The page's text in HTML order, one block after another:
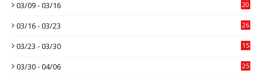
03/09 - 03/16 20
03/16 - 03/23 26
03/23 - 03/30 15
03/30 - 04/06 25